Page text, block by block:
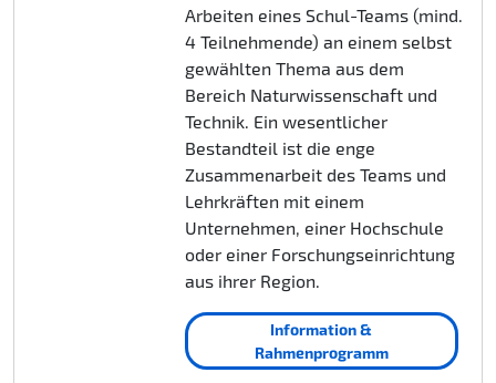
Arbeiten eines Schul-Teams (mind.
4 Teilnehmende) an einem selbst
gewählten Thema aus dem
Bereich Naturwissenschaft und
Technik. Ein wesentlicher
Bestandteil ist die enge
Zusammenarbeit des Teams und
Lehrkräften mit einem
Unternehmen, einer Hochschule
oder einer Forschungseinrichtung
aus ihrer Region.
Information &
Rahmenprogramm